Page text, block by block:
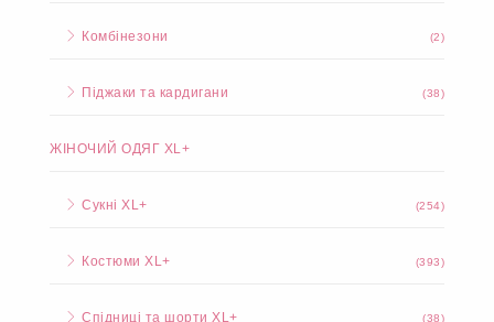
Комбінезони (2)
Піджаки та кардигани (38)
ЖІНОЧИЙ ОДЯГ XL+
Сукні XL+ (254)
Костюми XL+ (393)
Спідниці та шорти XL+ (38)